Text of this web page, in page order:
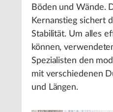
Böden und Wände.
Kernanstieg sichert
Stabilität. Um alles
können,
Spezialisten den
mit verschiedenen
und Längen.